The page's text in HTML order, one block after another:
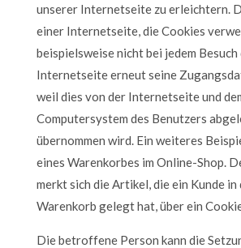
unserer Internetseite zu erleichtern.
einer Internetseite, die Cookies
beispielsweise nicht bei jedem Besuch
Internetseite erneut seine
weil dies von der Internetseite und
Computersystem des Benutzers
übernommen wird. Ein weiteres
eines Warenkorbes im Online-Shop.
merkt sich die Artikel, die ein Kunde
Warenkorb gelegt hat, über ein
Die betroffene Person kann die